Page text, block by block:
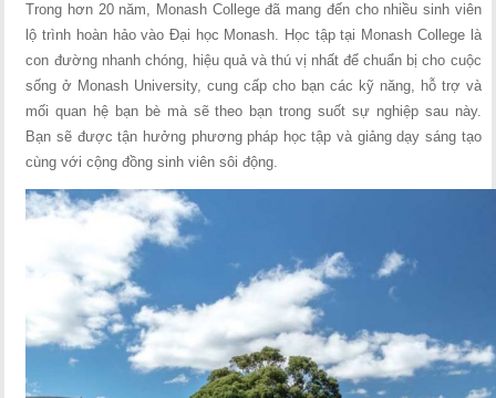
Trong hơn 20 năm, Monash College đã mang đến cho nhiều sinh viên
lộ trình hoàn hảo vào Đại học Monash. Học tập tại Monash College là
con đường nhanh chóng, hiệu quả và thú vị nhất để chuẩn bị cho cuộc
sống ở Monash University, cung cấp cho bạn các kỹ năng, hỗ trợ và
mối quan hệ bạn bè mà sẽ theo bạn trong suốt sự nghiệp sau này.
Bạn sẽ được tận hưởng phương pháp học tập và giảng dạy sáng tạo
cùng với cộng đồng sinh viên sôi động.